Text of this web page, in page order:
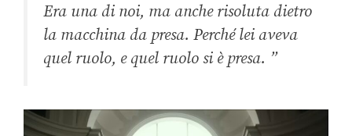
Era una di noi, ma anche risoluta dietro
la macchina da presa. Perché lei aveva
quel ruolo, e quel ruolo si è presa. ”